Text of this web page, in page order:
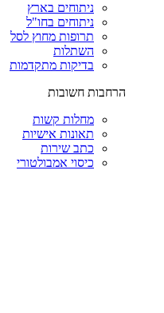
ניתוחים בארץ
ניתוחים בחו"ל
תרופות מחוץ לסל
השתלות
בדיקות מתקדמות
הרחבות חשובות
מחלות קשות
תאונות אישיות
כתב שירות
כיסוי אמבולטורי